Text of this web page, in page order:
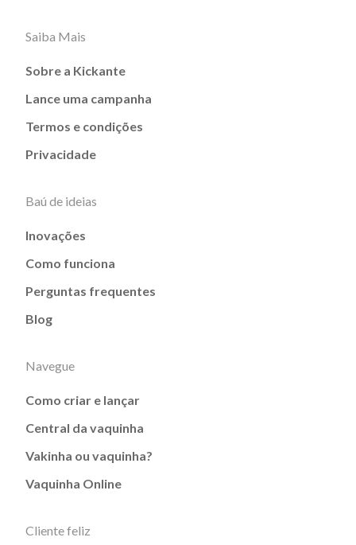
Saiba Mais
Sobre a Kickante
Lance uma campanha
Termos e condições
Privacidade
Baú de ideias
Inovações
Como funciona
Perguntas frequentes
Blog
Navegue
Como criar e lançar
Central da vaquinha
Vakinha ou vaquinha?
Vaquinha Online
Cliente feliz